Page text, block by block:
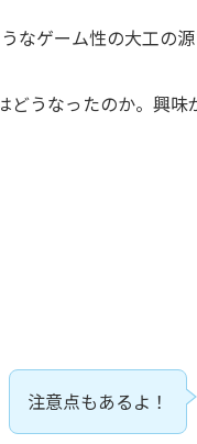
なゲーム性の大工の
どうなったのか。興味
注意点もあるよ！